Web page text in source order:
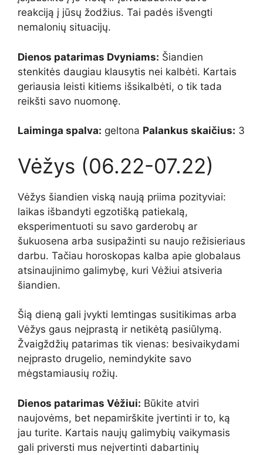
reakciją į jūsų žodžius. Tai padės išvengti
nemalonių situacijų.
Dienos patarimas Dvyniams: Šiandien
stenkitės daugiau klausytis nei kalbėti. Kartais
geriausia leisti kitiems išsikalbėti, o tik tada
reikšti savo nuomonę.
Laiminga spalva: geltona Palankus skaičius: 3
Vėžys (06.22-07.22)
Vėžys šiandien viską naują priima pozityviai:
laikas išbandyti egzotišką patiekalą,
eksperimentuoti su savo garderobų ar
šukuosena arba susipažinti su naujo režisieriaus
darbu. Tačiau horoskopas kalba apie globalaus
atsinaujinimo galimybę, kuri Vėžiui atsiveria
šiandien.
Šią dieną gali įvykti lemtingas susitikimas arba
Vėžys gaus neįprastą ir netikėtą pasiūlymą.
Žvaigždžių patarimas tik vienas: besivaikydami
neįprasto drugelio, nemindykite savo
mėgstamiausių rožių.
Dienos patarimas Vėžiui: Būkite atviri
naujovėms, bet nepamirškite įvertinti ir to, ką
jau turite. Kartais naujų galimybių vaikymasis
gali priversti mus neįvertinti dabartinių